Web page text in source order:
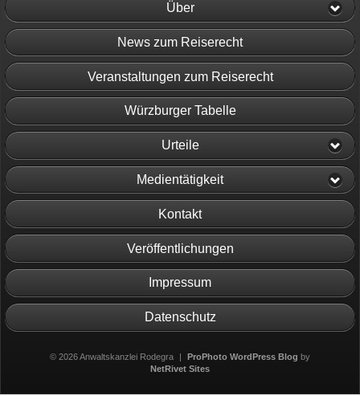
Über
News zum Reiserecht
Veranstaltungen zum Reiserecht
Würzburger Tabelle
Urteile
Medientätigkeit
Kontakt
Veröffentlichungen
Impressum
Datenschutz
© 2026 Anwaltskanzlei Rodegra | ProPhoto WordPress Blog by
NetRivet Sites